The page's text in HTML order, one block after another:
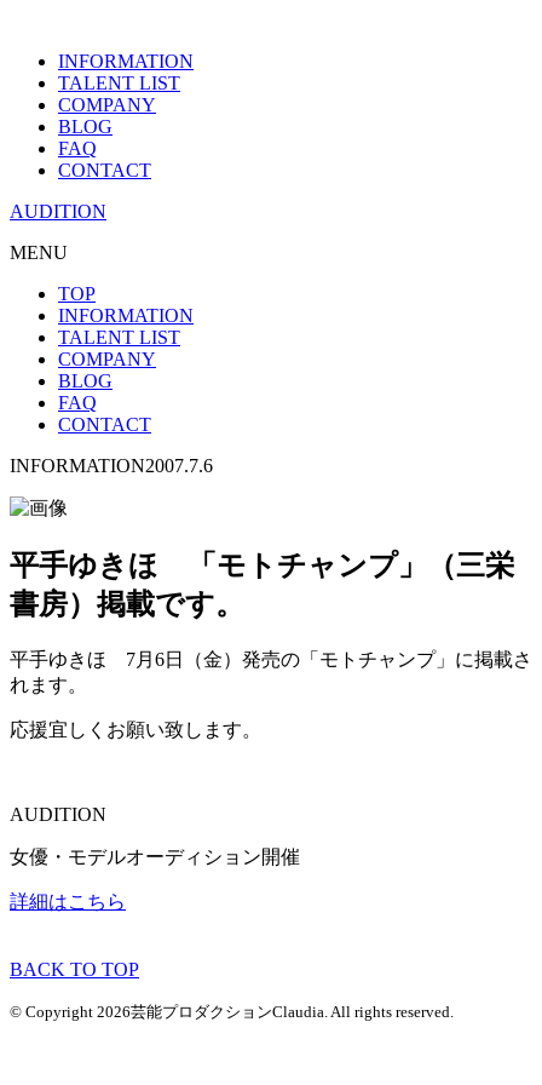
INFORMATION
TALENT LIST
COMPANY
BLOG
FAQ
CONTACT
AUDITION
MENU
TOP
INFORMATION
TALENT LIST
COMPANY
BLOG
FAQ
CONTACT
INFORMATION2007.7.6
平手ゆきほ 「モトチャンプ」（三栄
書房）掲載です。
平手ゆきほ 7月6日（金）発売の「モトチャンプ」に掲載さ
れます。
応援宜しくお願い致します。
AUDITION
女優・モデルオーディション開催
詳細はこちら
BACK TO TOP
© Copyright 2026芸能プロダクションClaudia. All rights reserved.